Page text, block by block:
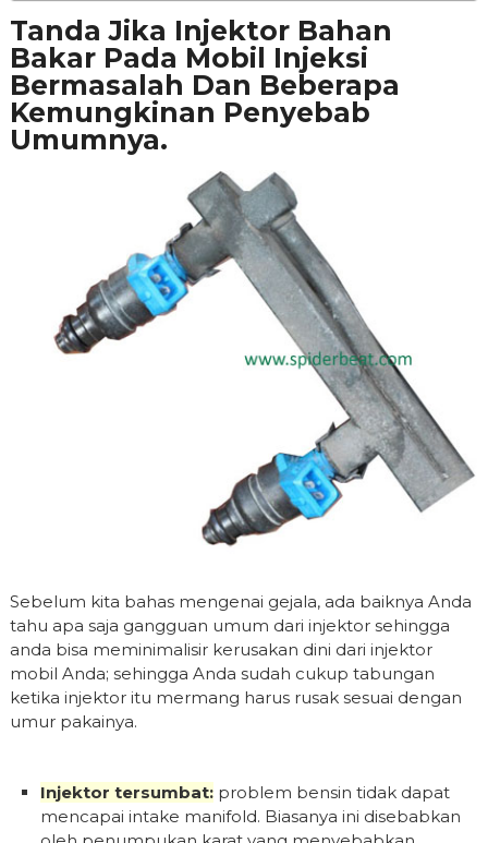
Tanda Jika Injektor Bahan
Bakar Pada Mobil Injeksi
Bermasalah Dan Beberapa
Kemungkinan Penyebab
Umumnya.
Sebelum kita bahas mengenai gejala, ada baiknya Anda
tahu apa saja gangguan umum dari injektor sehingga
anda bisa meminimalisir kerusakan dini dari injektor
mobil Anda; sehingga Anda sudah cukup tabungan
ketika injektor itu mermang harus rusak sesuai dengan
umur pakainya.
Injektor tersumbat: problem bensin tidak dapat
mencapai intake manifold. Biasanya ini disebabkan